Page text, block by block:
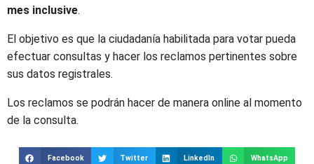
mes inclusive.
El objetivo es que la ciudadanía habilitada para votar pueda
efectuar consultas y hacer los reclamos pertinentes sobre
sus datos registrales.
Los reclamos se podrán hacer de manera online al momento
de la consulta.
Facebook Twitter LinkedIn WhatsApp